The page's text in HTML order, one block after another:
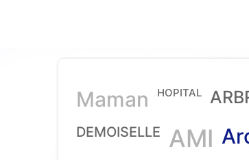
Maman HOPITAL
DEMOISELLE AMI